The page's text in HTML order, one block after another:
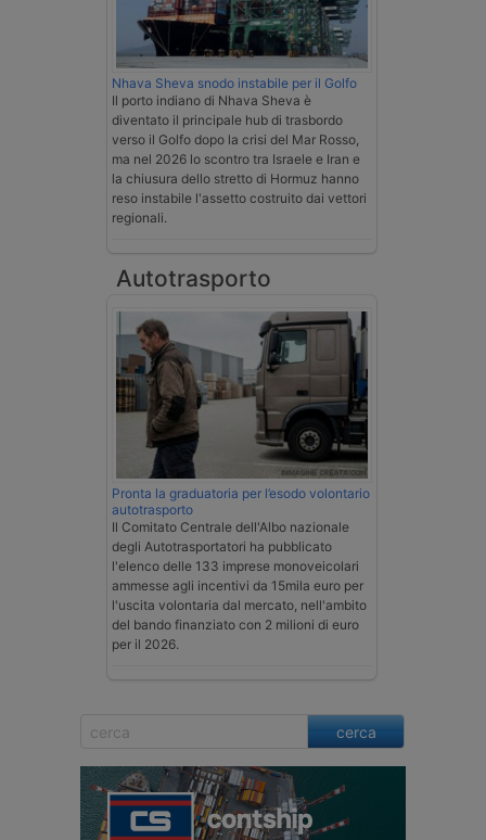
Nhava Sheva snodo instabile per il Golfo
Il porto indiano di Nhava Sheva è
diventato il principale hub di trasbordo
verso il Golfo dopo la crisi del Mar Rosso,
ma nel 2026 lo scontro tra Israele e Iran e
la chiusura dello stretto di Hormuz hanno
reso instabile l'assetto costruito dai vettori
regionali.
Autotrasporto
Pronta la graduatoria per l’esodo volontario
autotrasporto
Il Comitato Centrale dell'Albo nazionale
degli Autotrasportatori ha pubblicato
l'elenco delle 133 imprese monoveicolari
ammesse agli incentivi da 15mila euro per
l'uscita volontaria dal mercato, nell'ambito
del bando finanziato con 2 milioni di euro
per il 2026.
cerca